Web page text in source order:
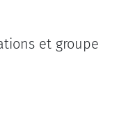
et groupe